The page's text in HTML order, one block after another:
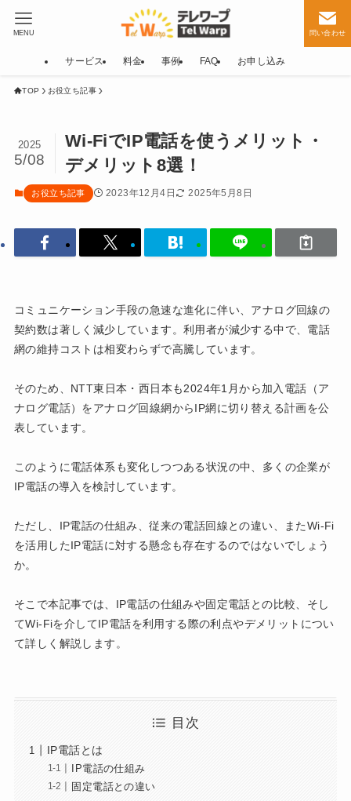
問い合わせ
MENU
サービス 料金 事例 FAQ お申し込み
TOP お役立ち記事
Wi-FiでIP電話を使うメリット・
デメリット8選！
2025
5/08
お役立ち記事 2023年12月4日 2025年5月8日
コミュニケーション手段の急速な進化に伴い、アナログ回線の
契約数は著しく減少しています。利用者が減少する中で、電話
網の維持コストは相変わらずで高騰しています。
そのため、NTT東日本・西日本も2024年1月から加入電話（ア
ナログ電話）をアナログ回線網からIP網に切り替える計画を公
表しています。
このように電話体系も変化しつつある状況の中、多くの企業が
IP電話の導入を検討しています。
ただし、IP電話の仕組み、従来の電話回線との違い、またWi-Fi
を活用したIP電話に対する懸念も存在するのではないでしょう
か。
そこで本記事では、IP電話の仕組みや固定電話との比較、そし
てWi-Fiを介してIP電話を利用する際の利点やデメリットについ
て詳しく解説します。
目次
IP電話とは
IP電話の仕組み
固定電話との違い